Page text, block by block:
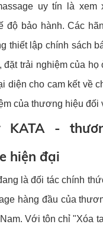
uy tín là xem
độ bảo hành. Các
thiết lập chính sách
đặt trải nghiệm của
diện cho cam kết về
của thương hiệu đối
KATA -
hiện đại
là đối tác chính
hàng đầu của
Với tôn chỉ "Xóa